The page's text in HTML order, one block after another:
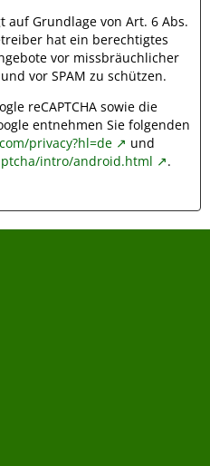
Grundlage von Art. 6 Abs.
hat ein berechtigtes
vor missbräuchlicher
vor SPAM zu schützen.
reCAPTCHA sowie die
entnehmen Sie folgenden
privacy?hl=de
und
intro/android.html
.